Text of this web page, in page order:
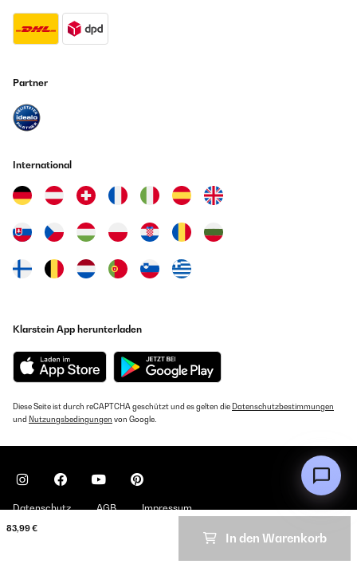
83,99 €
In den Warenkorb
Partner
International
Klarstein App herunterladen
Diese Seite ist durch reCAPTCHA geschützt und es gelten die Datenschutzbestimmungen
und Nutzungsbedingungen von Google.
Datenschutz AGB Impressum
Copyright © 2026 Klarstein. All rights reserved